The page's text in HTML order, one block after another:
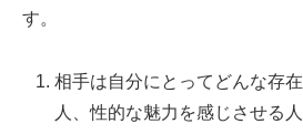
す。
相手は自分にとってどんな存
人、性的な魅力を感じさせる人